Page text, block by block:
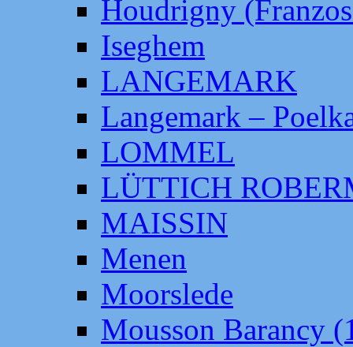
Houdrigny
Iseghem
LANGEMARK
Langemark –
LOMMEL
LÜTTICH
MAISSIN
Menen
Moorslede
Mousson Barancy